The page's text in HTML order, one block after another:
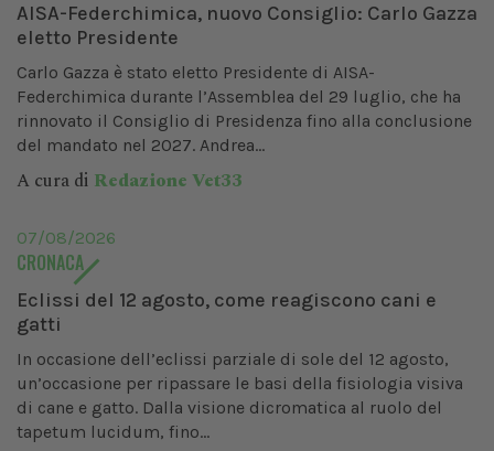
AISA-Federchimica, nuovo Consiglio: Carlo Gazza
eletto Presidente
Carlo Gazza è stato eletto Presidente di AISA-
Federchimica durante l’Assemblea del 29 luglio, che ha
rinnovato il Consiglio di Presidenza fino alla conclusione
del mandato nel 2027. Andrea...
A cura di Redazione Vet33
07/08/2026
CRONACA
Eclissi del 12 agosto, come reagiscono cani e
gatti
In occasione dell’eclissi parziale di sole del 12 agosto,
un’occasione per ripassare le basi della fisiologia visiva
di cane e gatto. Dalla visione dicromatica al ruolo del
tapetum lucidum, fino...